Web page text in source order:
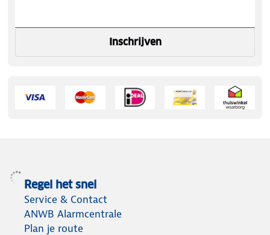
Inschrijven
Regel het snel
Service & Contact
ANWB Alarmcentrale
Plan je route